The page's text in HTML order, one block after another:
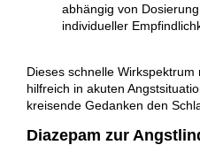
abhängig von
individueller
Dieses schnelle
hilfreich in akuten
kreisende Gedanken den
Diazepam zur